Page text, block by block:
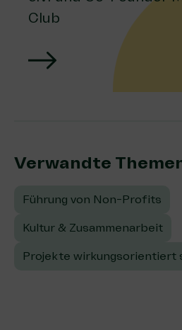
Club
Verwandte
Führung von Non-Profits
Kultur & Zusammenarbeit
Projekte wirkungsorientiert